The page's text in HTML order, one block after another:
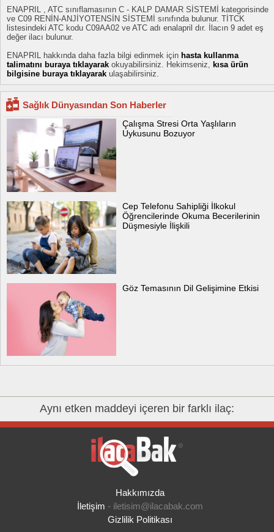
ENAPRIL , ATC sınıflamasının C - KALP DAMAR SİSTEMİ kategorisinde
ve C09 RENİN-ANJİYOTENSİN SİSTEMİ sınıfında bulunur. TİTCK
listesindeki ATC kodu C09AA02 ve ATC adı enalapril dır. İlacın 9 adet eş
değer ilacı bulunur.
ENAPRIL hakkında daha fazla bilgi edinmek için hasta kullanma
talimatını buraya tıklayarak okuyabilirsiniz. Hekimseniz, kısa ürün
bilgisine buraya tıklayarak ulaşabilirsiniz.
Sağlık Dünyasından Son Haberler
Çalışma Stresi Orta Yaşlıların
Uykusunu Bozuyor
Cep Telefonu Sahipliği İlkokul
Öğrencilerinde Okuma Becerilerinin
Düşmesiyle İlişkili
Göz Temasının Dil Gelişimine Etkisi
Aynı etken maddeyi içeren bir farklı ilaç:
Hakkımızda
İletişim - iletisim@ilacabak.com
Gizlilik Politikası